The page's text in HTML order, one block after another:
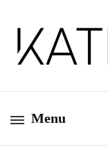
Menu